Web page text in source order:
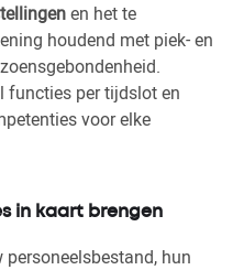
en het te
houdend met piek- en
functies per tijdslot en
voor elke
in kaart brengen
hun